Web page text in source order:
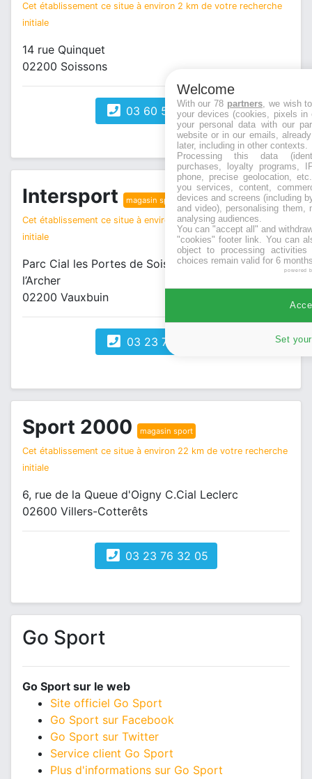
Cet établissement ce situe à environ 2 km de votre recherche
initiale
14 rue Quinquet
02200 Soissons
03 60 53 21 86
Intersport magasin sport
Cet établissement ce situe à environ 3 km de votre recherche
initiale
Parc Cial les Portes de Soissons Rond-Point de
l’Archer
02200 Vauxbuin
03 23 75 32 10
Sport 2000 magasin sport
Cet établissement ce situe à environ 22 km de votre recherche
initiale
6, rue de la Queue d'Oigny C.Cial Leclerc
02600 Villers-Cotterêts
03 23 76 32 05
Go Sport
Go Sport sur le web
Site officiel Go Sport
Go Sport sur Facebook
Go Sport sur Twitter
Service client Go Sport
Plus d'informations sur Go Sport
Welcome
With our 78 partners, we wish
your devices (cookies, pixels
your personal data with our
website or in our emails,
later, including in other contexts.
Processing this data
purchases, loyalty programs,
phone, precise geolocation,
you services, content,
devices and screens (including
and video), personalising them,
analysing audiences.
You can "accept all" and
"cookies" footer link . You can
object to processing
choices remain valid for 6
powered
Set